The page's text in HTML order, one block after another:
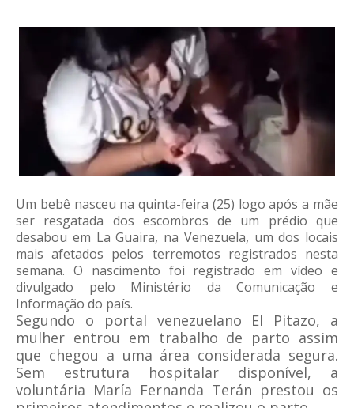
Um bebê nasceu na quinta-feira (25) logo após a mãe
ser resgatada dos escombros de um prédio que
desabou em La Guaira, na Venezuela, um dos locais
mais afetados pelos terremotos registrados nesta
semana. O nascimento foi registrado em vídeo e
divulgado pelo Ministério da Comunicação e
Informação do país.
Segundo o portal venezuelano El Pitazo, a
mulher entrou em trabalho de parto assim
que chegou a uma área considerada segura.
Sem estrutura hospitalar disponível, a
voluntária María Fernanda Terán prestou os